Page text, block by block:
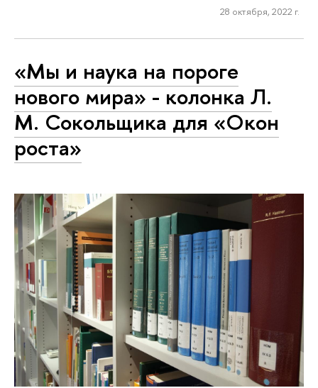
28 октября, 2022 г.
«Мы и наука на пороге
нового мира» - колонка Л.
М. Сокольщика для «Окон
роста»